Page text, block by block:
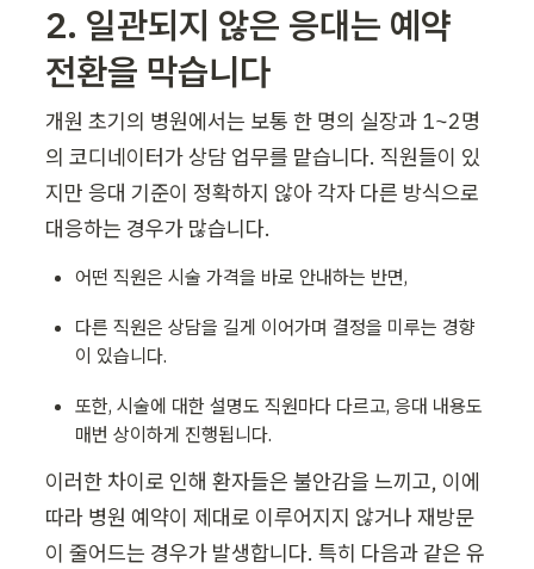
2. 일관되지 않은 응대는 예약
전환을 막습니다
개원 초기의 병원에서는 보통 한 명의 실장과 1~2명
의 코디네이터가 상담 업무를 맡습니다. 직원들이 있
지만 응대 기준이 정확하지 않아 각자 다른 방식으로
대응하는 경우가 많습니다.
어떤 직원은 시술 가격을 바로 안내하는 반면,
다른 직원은 상담을 길게 이어가며 결정을 미루는 경향
이 있습니다.
또한, 시술에 대한 설명도 직원마다 다르고, 응대 내용도
매번 상이하게 진행됩니다.
이러한 차이로 인해 환자들은 불안감을 느끼고, 이에
따라 병원 예약이 제대로 이루어지지 않거나 재방문
이 줄어드는 경우가 발생합니다. 특히 다음과 같은 유